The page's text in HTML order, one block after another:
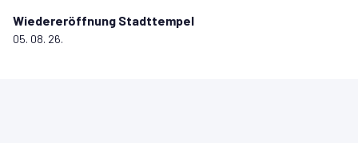
Wiedereröffnung Stadttempel
05. 08. 26.